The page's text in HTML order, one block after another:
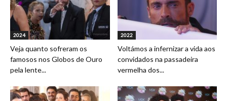
2024
Veja quanto sofreram os
famosos nos Globos de Ouro
pela lente...
2022
Voltámos a infernizar a vida aos
convidados na passadeira
vermelha dos...